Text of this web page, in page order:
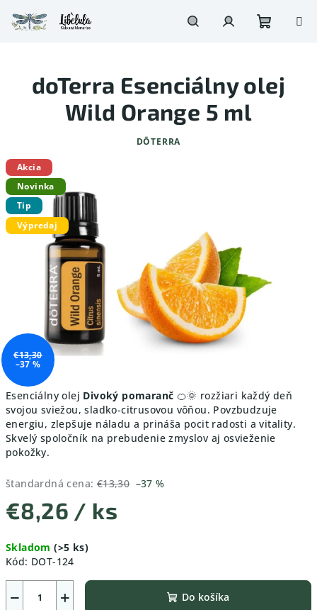
na
obsah
košík
Esenciálny olej Divoký pomaranč 🍊🌞 rozžiari každý deň
svojou sviežou, sladko-citrusovou vôňou. Povzbudzuje
energiu, zlepšuje náladu a prináša pocit radosti a vitality.
Skvelý spoločník na prebudenie zmyslov aj osvieženie
pokožky.
štandardná cena: €13,30 –37 %
€8,26 / ks
cena:
Skladom(>5 ks)
Kód: DOT-124
+
− Do košíka
doTerra Esenciálny olej
Wild Orange 5 ml
DŌTERRA
Akcia
Novinka
Tip
Výpredaj
€13,30
–37 %